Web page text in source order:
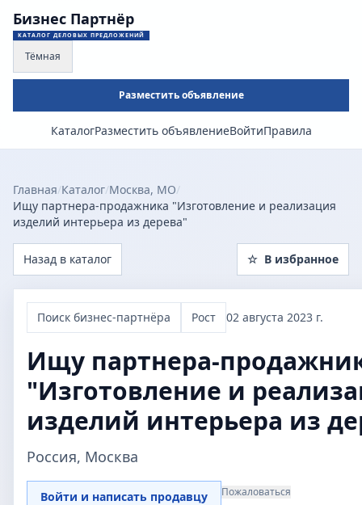
Бизнес Партнёр
КАТАЛОГ ДЕЛОВЫХ ПРЕДЛОЖЕНИЙ
Тёмная
Разместить объявление
КаталогРазместить объявлениеВойтиПравила
Главная/Каталог/Москва, МО/
Ищу партнера-продажника "Изготовление и реализация
изделий интерьера из дерева"
Назад в каталог ☆ В избранное
Поиск бизнес-партнёра Рост 02 августа 2023 г.
Ищу партнера-
"Изготовление и
изделий интерьера из
Россия, Москва
Войти и написать продавцу Пожаловаться